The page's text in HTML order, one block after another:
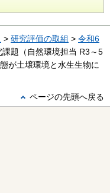
> 研究評価の取組 > 令和6
題（自然環境担当 R3～5
が土壌環境と水生生物に
ページの先頭へ戻る